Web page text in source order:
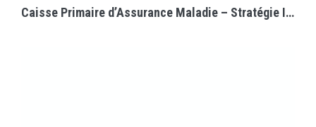
Caisse Primaire d’Assurance Maladie – Stratégie Immobilière